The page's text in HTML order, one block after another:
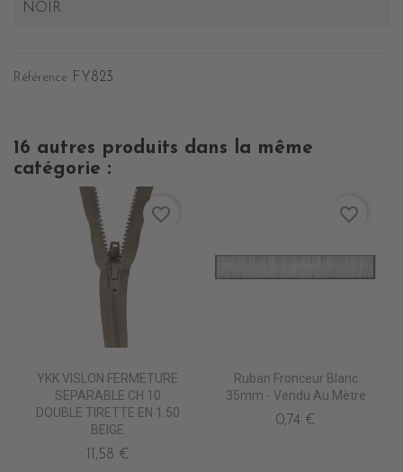
NOIR
Référence FY823
16 autres produits dans la même
catégorie :
YKK VISLON FERMETURE
SEPARABLE CH 10
DOUBLE TIRETTE EN 1.50
BEIGE
11,58 €
favorite_border
Ruban Fronceur Blanc
35mm - Vendu Au Mètre
0,74 €
favorite_border